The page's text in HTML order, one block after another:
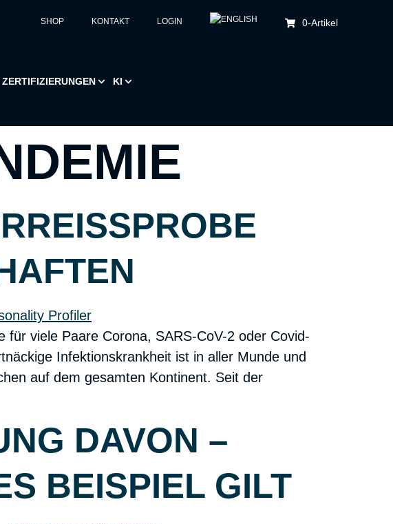
SHOP KONTAKT LOGIN 0-Artikel
ZERTIFIZIERUNGEN KI
F
viele Paare Corona, SARS-CoV-2 oder Covid-
Infektionskrankheit ist in aller Munde und
auf dem gesamten Kontinent. Seit der
DAVON –
BEISPIEL GILT